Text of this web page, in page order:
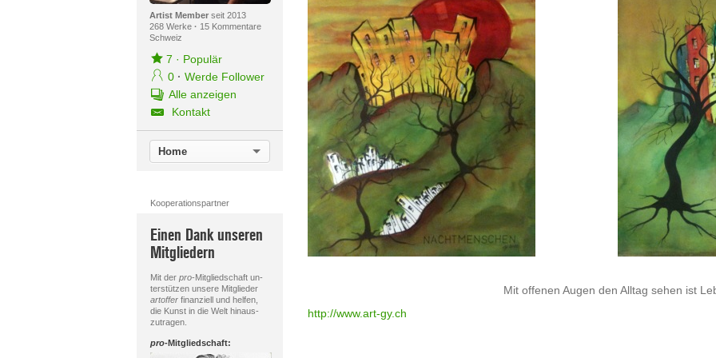
Artist Memberseit 2013
268 Werke · 15 Kommentare
Schweiz
7 · Populär
0 · Werde Follower
Alle anzeigen
Kontakt
Home
Kooperationspartner
Einen Dank unseren
Mitgliedern
Mit der pro-Mitgliedschaft un-
terstützen unsere Mitglieder
artofferfinanziell und helfen,
die Kunst in die Welt hinaus-
zutragen.
pro-Mitgliedschaft:
Mit offenen Augen den Alltag sehen ist
http://www.art-gy.ch